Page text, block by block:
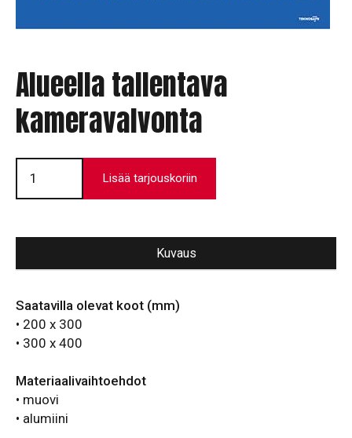
Alueella tallentava
kameravalvonta
Alueella
tallentava
kameravalvonta
määrä
Lisää tarjouskoriin
Kuvaus
Saatavilla olevat koot (mm)
• 200 x 300
• 300 x 400
Materiaalivaihtoehdot
• muovi
• alumiini